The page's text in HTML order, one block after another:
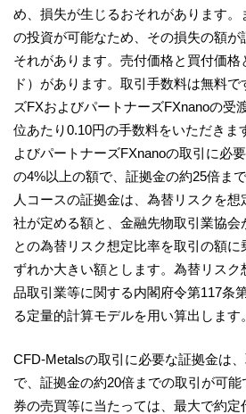
め、損失が生じるおそれがあります。
の投資が可能なため、その損失の額が
それがあります。売付価格と買付価格
ド）があります。取引手数料は無料
ズFXおよびパートナーズFXnanoの受
位あたり0.10円の手数料をいただきま
よびパートナーズFXnanoの取引に必
の4%以上の額で、証拠金の約25倍ま
人コースの証拠金は、為替リスクを想
社が定める額と、金融先物取引業協
との為替リスク想定比率を取引の額
ずれか大きい額とします。為替リス
品取引業等に関する内閣府令第117条
る定量的計算モデルを用い算出します。
CFD-Metalsの取引に必要な証拠金は
で、証拠金の約20倍までの取引が可
券の売買等に当たっては、最大で約定